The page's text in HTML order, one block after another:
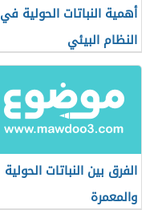
أهمية النباتات الحولية في
النظام البيئي
الفرق بين النباتات الحولية
والمعمرة